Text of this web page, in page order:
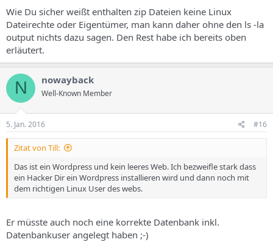
Wie Du sicher weißt enthalten zip Dateien keine Linux
Dateirechte oder Eigentümer, man kann daher ohne den ls -la
output nichts dazu sagen. Den Rest habe ich bereits oben
erläutert.
N nowayback
Well-Known Member
5. Jan. 2016 #16
Zitat von Till:
Das ist ein Wordpress und kein leeres Web. Ich bezweifle stark dass
ein Hacker Dir ein Wordpress installieren wird und dann noch mit
dem richtigen Linux User des webs.
Er müsste auch noch eine korrekte Datenbank inkl.
Datenbankuser angelegt haben ;-)